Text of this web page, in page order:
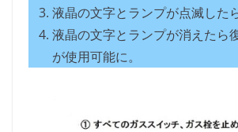
液晶の文字とランプが点滅した
液晶の文字とランプが消えたら
が使用可能に。